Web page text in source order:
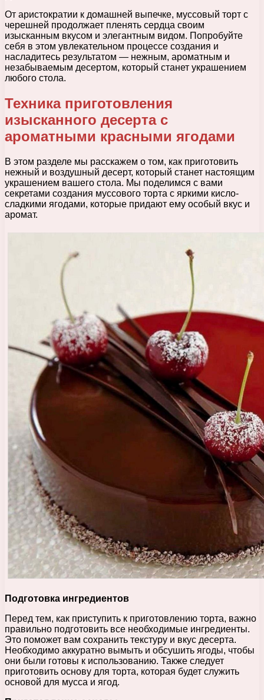
От аристократии к домашней выпечке, муссовый торт с
черешней продолжает пленять сердца своим
изысканным вкусом и элегантным видом. Попробуйте
себя в этом увлекательном процессе создания и
насладитесь результатом — нежным, ароматным и
незабываемым десертом, который станет украшением
любого стола.
Техника приготовления
изысканного десерта с
ароматными красными ягодами
В этом разделе мы расскажем о том, как приготовить
нежный и воздушный десерт, который станет настоящим
украшением вашего стола. Мы поделимся с вами
секретами создания муссового торта с яркими кисло-
сладкими ягодами, которые придают ему особый вкус и
аромат.
Подготовка ингредиентов
Перед тем, как приступить к приготовлению торта, важно
правильно подготовить все необходимые ингредиенты.
Это поможет вам сохранить текстуру и вкус десерта.
Необходимо аккуратно вымыть и обсушить ягоды, чтобы
они были готовы к использованию. Также следует
приготовить основу для торта, которая будет служить
основой для мусса и ягод.